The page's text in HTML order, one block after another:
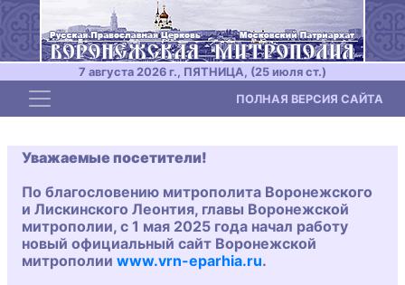
7 августа 2026 г., ПЯТНИЦА, (25 июля ст.)
Toggle navigation ПОЛНАЯ ВЕРСИЯ САЙТА
Уважаемые посетители!
По благословению митрополита Воронежского
и Лискинского Леонтия, главы Воронежской
митрополии, с 1 мая 2025 года начал работу
новый официальный сайт Воронежской
митрополии www.vrn-eparhia.ru.